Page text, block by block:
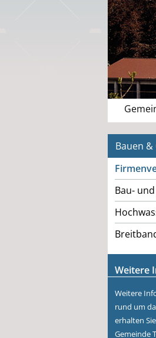
Bauen
Bau-
Weitere
Weitere
rund um
erhalten
Gemeinde